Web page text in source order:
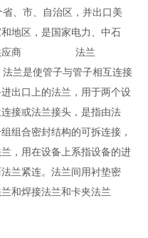
、市、自治区，并出口美
地区，是国家电力、中石
供应商
法兰
法兰是使管子与管子相互连接
出口上的法兰，用于两个设
接或法兰接头，是指由法
组合密封结构的可拆连接，
，用在设备上系指设备的进
兰紧连。法兰间用衬垫密
和焊接法兰和卡夹法兰